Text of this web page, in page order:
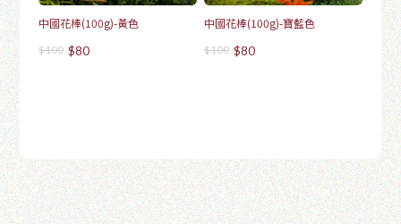
中國花棒(100g)-黃色
$100 $80
中國花棒(100g)-寶藍色
$100 $80